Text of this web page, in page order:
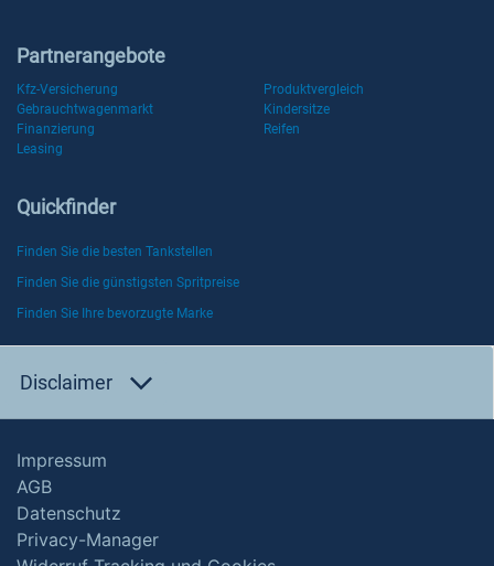
Partnerangebote
Kfz-Versicherung
Produktvergleich
Gebrauchtwagenmarkt
Kindersitze
Finanzierung
Reifen
Leasing
Quickfinder
Finden Sie die besten Tankstellen
Finden Sie die günstigsten Spritpreise
Finden Sie Ihre bevorzugte Marke
Disclaimer
Impressum
AGB
Datenschutz
Privacy-Manager